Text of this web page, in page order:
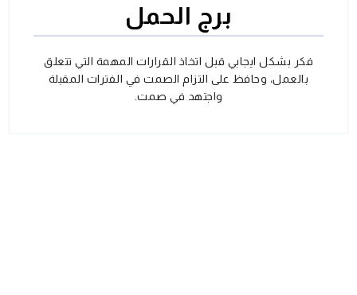
برج الحمل
فكر بشكل ايجابي قبل اتخاذ القرارات المهمة التي تتعلق
بالعمل، وحافظ على التزام الصمت في الفترات المقبلة
واجتهد في صمت.